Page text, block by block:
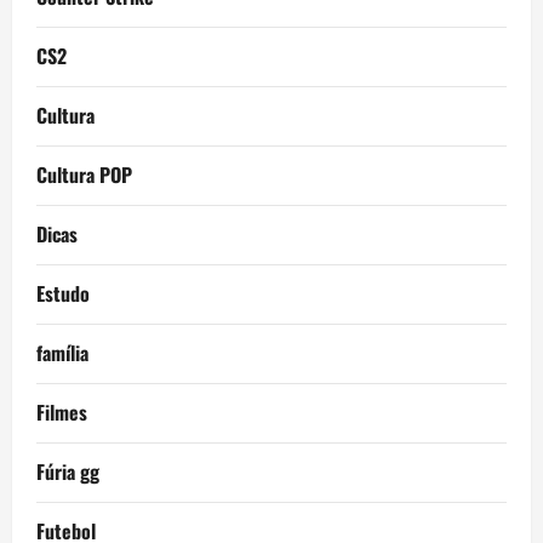
CS2
Cultura
Cultura POP
Dicas
Estudo
família
Filmes
Fúria gg
Futebol